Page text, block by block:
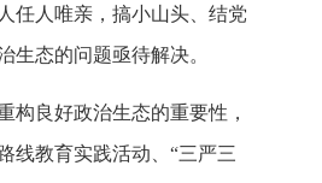
任人唯亲，搞小山头、结党
生态的问题亟待解决。
构良好政治生态的重要性，
线教育实践活动、“三严三